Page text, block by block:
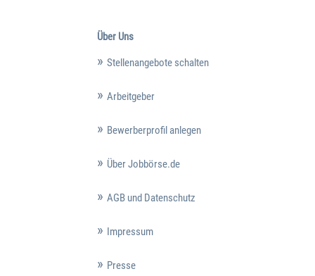
Über Uns
Stellenangebote schalten
Arbeitgeber
Bewerberprofil anlegen
Über Jobbörse.de
AGB und Datenschutz
Impressum
Presse